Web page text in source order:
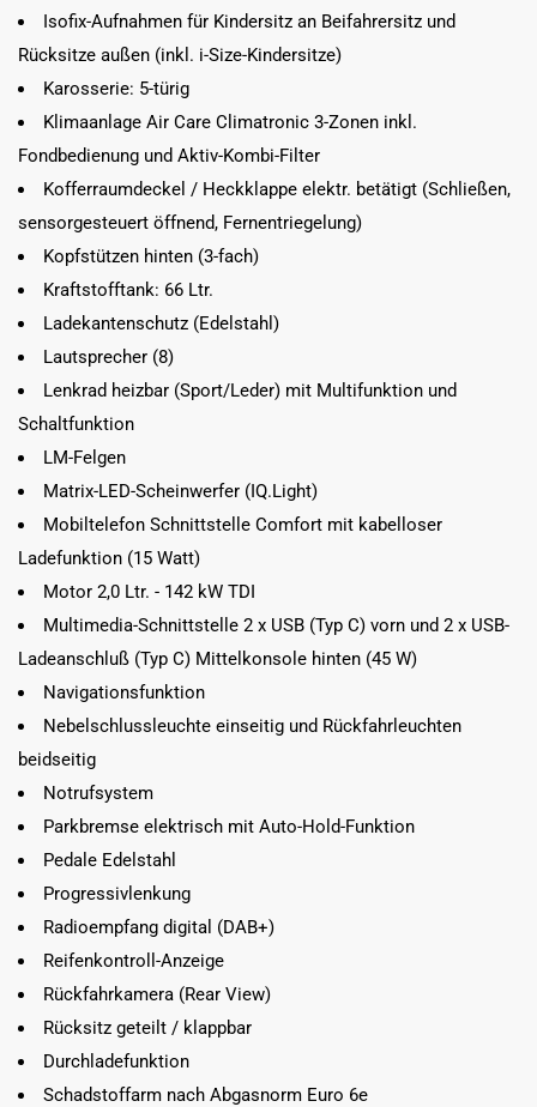
Isofix-Aufnahmen für Kindersitz an Beifahrersitz und
Rücksitze außen (inkl. i-Size-Kindersitze)
Karosserie: 5-türig
Klimaanlage Air Care Climatronic 3-Zonen inkl.
Fondbedienung und Aktiv-Kombi-Filter
Kofferraumdeckel / Heckklappe elektr. betätigt (Schließen,
sensorgesteuert öffnend, Fernentriegelung)
Kopfstützen hinten (3-fach)
Kraftstofftank: 66 Ltr.
Ladekantenschutz (Edelstahl)
Lautsprecher (8)
Lenkrad heizbar (Sport/Leder) mit Multifunktion und
Schaltfunktion
LM-Felgen
Matrix-LED-Scheinwerfer (IQ.Light)
Mobiltelefon Schnittstelle Comfort mit kabelloser
Ladefunktion (15 Watt)
Motor 2,0 Ltr. - 142 kW TDI
Multimedia-Schnittstelle 2 x USB (Typ C) vorn und 2 x USB-
Ladeanschluß (Typ C) Mittelkonsole hinten (45 W)
Navigationsfunktion
Nebelschlussleuchte einseitig und Rückfahrleuchten
beidseitig
Notrufsystem
Parkbremse elektrisch mit Auto-Hold-Funktion
Pedale Edelstahl
Progressivlenkung
Radioempfang digital (DAB+)
Reifenkontroll-Anzeige
Rückfahrkamera (Rear View)
Rücksitz geteilt / klappbar
Durchladefunktion
Schadstoffarm nach Abgasnorm Euro 6e